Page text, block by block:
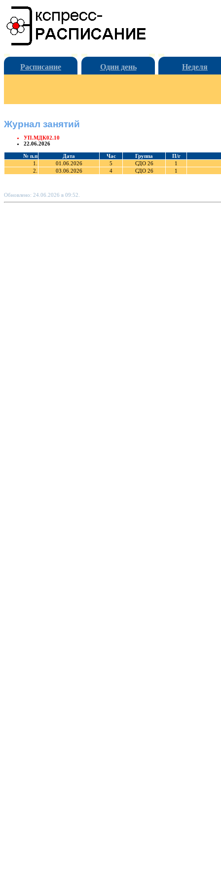
Расписание Один день Неделя
Журнал занятий
УП.МДК02.10
22.06.2026
№ п.п Дата Час Группа
П/г
1.
01.06.2026 5 СДО 26
1
2.
03.06.2026 4 СДО 26 1
Обновлено: 24.06.2026 в 09:52.